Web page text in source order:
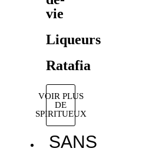
vie
Liqueurs
Ratafia
VOIR PLUS
DE
SPIRITUEUX
SANS